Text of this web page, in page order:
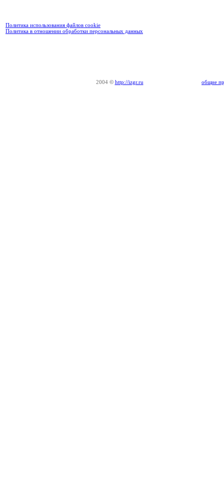
Политика использования файлов cookie
Политика в отношении обработки персональных данных
2004 © http://izgr.ru общие